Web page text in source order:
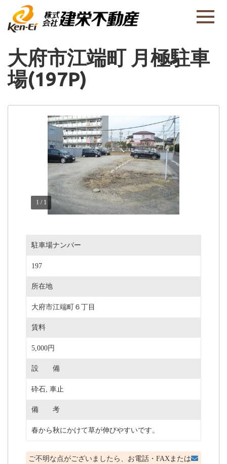
大府市江端町 月極駐車
場(197P)
1 / 1
駐車場ナンバー
197
所在地
大府市江端町６丁目
賃料
5,000円
設 備
砕石, 車止
備 考
春から秋にかけて草が伸びやすいです。
ご不明な点がございましたら、お電話・FAXまたは